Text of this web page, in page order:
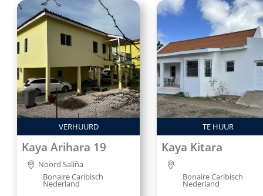
VERHUURD
Kaya Arihara 19
Noord Saliña
Bonaire Caribisch
Nederland
TE HUUR
Kaya Kitara
Bonaire Caribisch
Nederland